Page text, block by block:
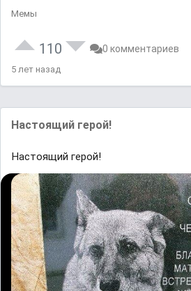
Мемы
110 0 комментариев
5 лет назад
Настоящий герой!
Настоящий герой!